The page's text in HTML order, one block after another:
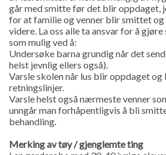
går med smitte før det blir oppdaget,
for at familie og venner blir smittet
videre. La oss alle ta ansvar for å
som mulig ved å:
Undersøke barna grundig når det
helst jevnlig ellers også).
Varsle skolen når lus blir oppdaget
retningslinjer.
Varsle helst også nærmeste venner
unngår man forhåpentligvis å bli
behandling.
Merking av tøy / gjenglemte ting